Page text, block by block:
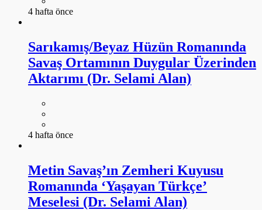
4 hafta önce
Sarıkamış/Beyaz Hüzün Romanında
Savaş Ortamının Duygular Üzerinden
Aktarımı (Dr. Selami Alan)
4 hafta önce
Metin Savaş’ın Zemheri Kuyusu
Romanında ‘Yaşayan Türkçe’
Meselesi (Dr. Selami Alan)